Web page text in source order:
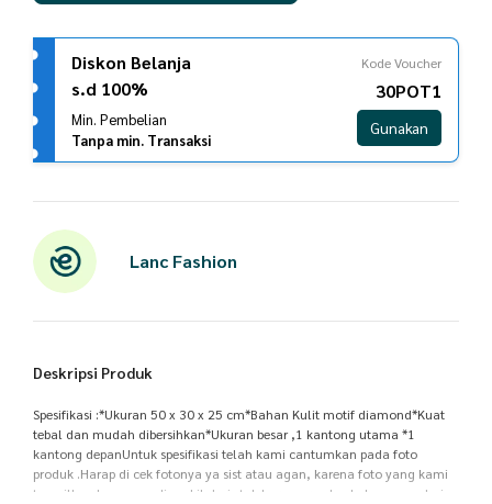
Diskon Belanja
s.d 100%
Min. Pembelian
Tanpa min. Transaksi
Kode Voucher
30POT1
Gunakan
Lanc Fashion
Deskripsi Produk
Spesifikasi :*Ukuran 50 x 30 x 25 cm*Bahan Kulit motif diamond*Kuat
tebal dan mudah dibersihkan*Ukuran besar ,1 kantong utama *1
kantong depanUntuk spesifikasi telah kami cantumkan pada foto
produk .Harap di cek fotonya ya sist atau agan, karena foto yang kami
tampilkan langsung di ambil dari stok barang ready , bukan copy dari